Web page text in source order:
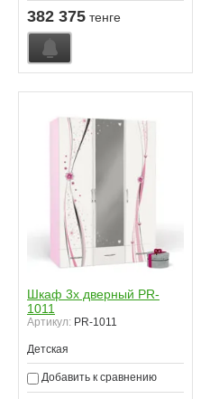
382 375 тенге
Шкаф 3х дверный PR-
1011
Артикул: PR-1011
Детская
Добавить к сравнению